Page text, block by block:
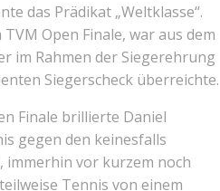
das Prädikat „Weltklasse“.
Open Finale, war aus dem
im Rahmen der Siegerehrung
Siegerscheck überreichte.
Finale brillierte Daniel
gegen den keinesfalls
immerhin vor kurzem noch
Tennis von einem